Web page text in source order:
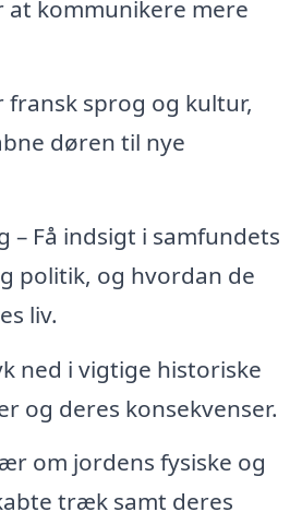
kommunikere mere
fransk sprog og kultur,
døren til nye
– Få indsigt i samfundets
politik, og hvordan de
liv.
ned i vigtige historiske
og deres konsekvenser.
om jordens fysiske og
træk samt deres